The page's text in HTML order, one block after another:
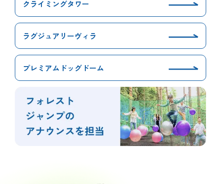
クライミングタワー
ラグジュアリーヴィラ
プレミアムドッグドーム